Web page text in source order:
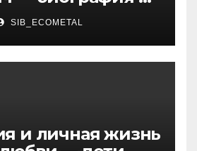
талантливого
политика и
SIB_ECOMETAL
и личная жизнь